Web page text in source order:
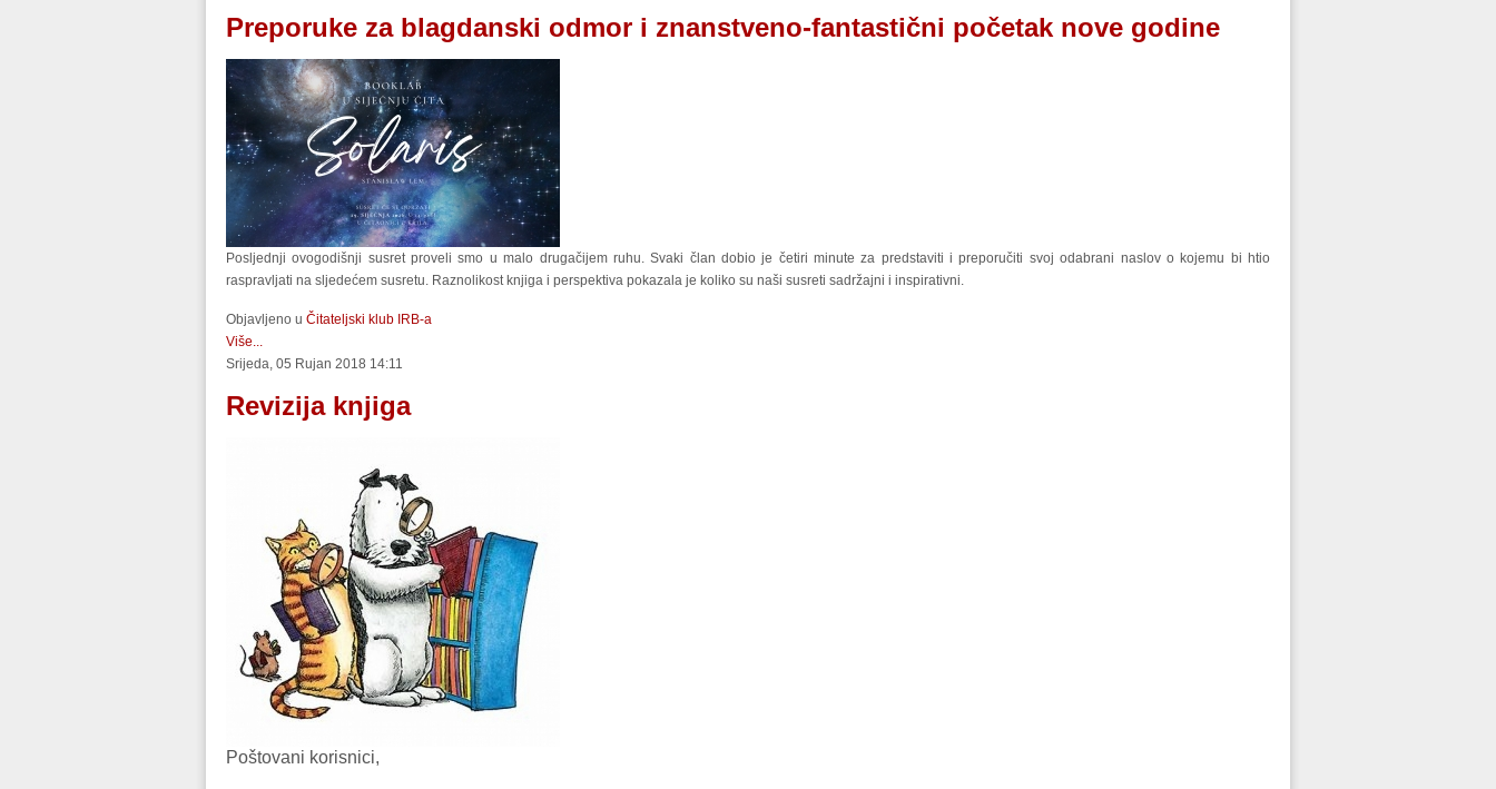
Preporuke za blagdanski odmor i znanstveno-fantastični početak nove godine
Posljednji ovogodišnji susret proveli smo u malo drugačijem ruhu. Svaki član dobio je četiri minute za predstaviti i preporučiti svoj odabrani naslov o kojemu bi htio
raspravljati na sljedećem susretu. Raznolikost knjiga i perspektiva pokazala je koliko su naši susreti sadržajni i inspirativni.
Objavljeno u Čitateljski klub IRB-a
Više...
Srijeda, 05 Rujan 2018 14:11
Revizija knjiga
Poštovani korisnici,